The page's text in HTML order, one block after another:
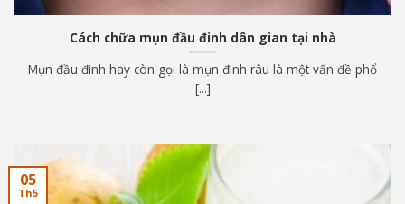
Cách chữa mụn đầu đinh dân gian tại nhà
Mụn đầu đinh hay còn gọi là mụn đinh râu là một vấn đề phổ
[...]
05
Th5